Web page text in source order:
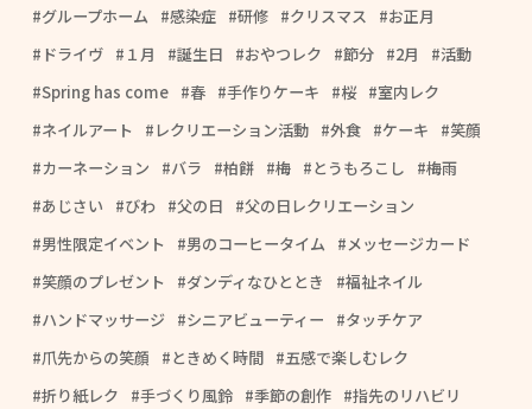
グループホーム
感染症 研修 クリスマス
お正月
ドライヴ
１月 誕生日 おやつレク 節分 2月
活動
Spring has come
春 手作りケーキ 桜
室内レク
ネイルアート
レクリエーション活動 外食 ケーキ
笑顔
カーネーション
バラ 柏餅 梅 とうもろこし
梅雨
あじさい
びわ 父の日
父の日レクリエーション
男性限定イベント
男のコーヒータイム
メッセージカード
笑顔のプレゼント
ダンディなひととき
福祉ネイル
ハンドマッサージ
シニアビューティー
タッチケア
爪先からの笑顔
ときめく時間
五感で楽しむレク
折り紙レク
手づくり風鈴 季節の創作
指先のリハビリ